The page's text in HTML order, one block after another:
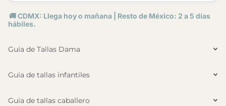
🚚 CDMX: Llega hoy o mañana | Resto de México: 2 a 5 días
hábiles.
Guía de Tallas Dama
Guia de tallas infantiles
Guia de tallas caballero